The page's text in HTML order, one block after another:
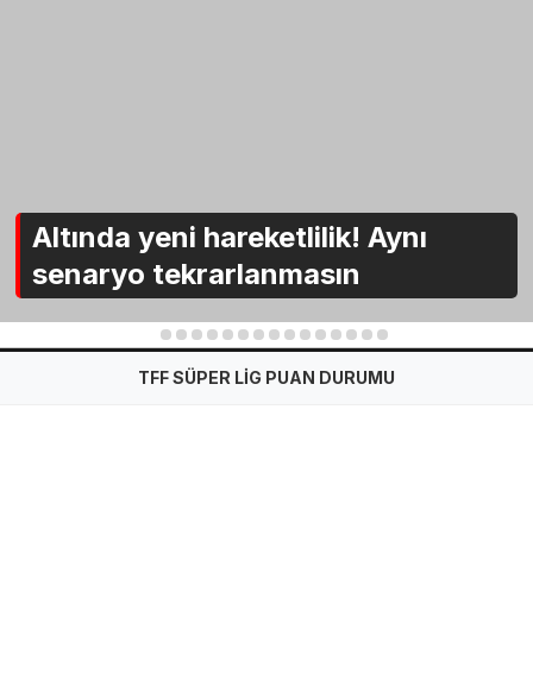
Altında yeni hareketlilik! Aynı
senaryo tekrarlanmasın
2 3 4 5 6 7 8 9 10 11 12 13 14 15
TFF SÜPER LİG PUAN DURUMU